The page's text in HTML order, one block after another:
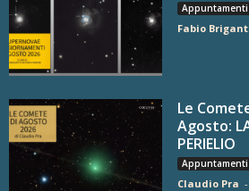
Fabio
Le
Agosto:
PERIELIO
Claudio Pra -